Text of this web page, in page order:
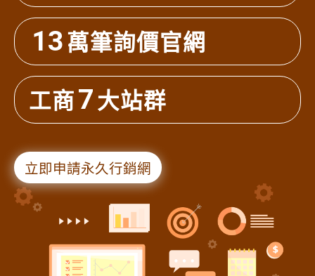
13萬筆詢價官網
工商7大站群
立即申請永久行銷網